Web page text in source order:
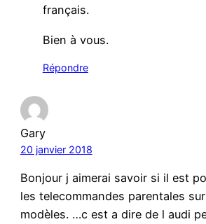
français.
Bien à vous.
Répondre
Gary
20 janvier 2018
Bonjour j aimerai savoir si il est
les telecommandes parentales
modèles. …c est a dire de l audi